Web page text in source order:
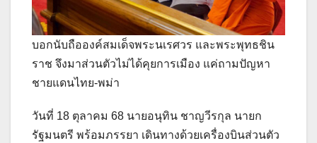
บอกนับถือองค์สมเด็จพระนเรศวร และพระพุทธชิน
ราช จึงมาส่วนตัวไม่ได้คุยการเมือง แค่ถามปัญหา
ชายแดนไทย-พม่า
วันที่ 18 ตุลาคม 68 นายอนุทิน ชาญวีรกุล นายก
รัฐมนตรี พร้อมภรรยา เดินทางด้วยเครื่องบินส่วนตัว